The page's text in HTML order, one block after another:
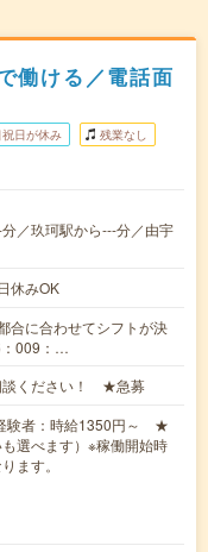
働ける／電話面
祝日が休み 残業なし
／玖珂駅から---分／由宇
休みOK
に合わせてシフトが決
：009：…
談ください！ ★急募
験者：時給1350円～ ★
選べます）※稼働開始時
ます。